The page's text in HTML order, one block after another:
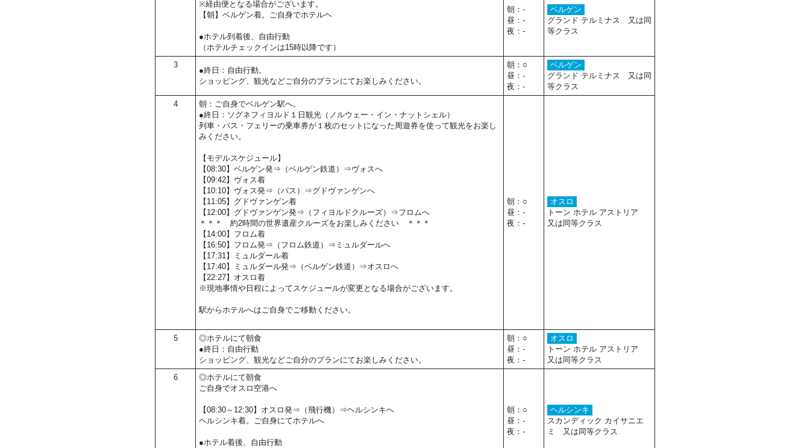
※経由便となる場合がございます。
【朝】ベルゲン着。ご自身でホテルヘ
●ホテル到着後、自由行動
（ホテルチェックインは15時以降です）
朝：-
昼：-
夜：-
ベルゲン
グランド テルミナス 又は同
等クラス
3
●終日：自由行動。
ショッピング、観光などご自分のプランにてお楽しみください。
朝：○
昼：-
夜：-
ベルゲン
グランド テルミナス 又は同
等クラス
4
朝：ご自身でベルゲン駅へ。
●終日：ソグネフィヨルド１日観光（ノルウェー・イン・ナットシェル）
列車・バス・フェリーの乗車券が１枚のセットになった周遊券を使って観光をお楽し
みください。
【モデルスケジュール】
【08:30】ベルゲン発⇒（ベルゲン鉄道）⇒ヴォスへ
【09:42】ヴォス着
【10:10】ヴォス発⇒（バス）⇒グドヴァンゲンへ
【11:05】グドヴァンゲン着
【12:00】グドヴァンゲン発⇒（フィヨルドクルーズ）⇒フロムへ
＊＊＊ 約2時間の世界遺産クルーズをお楽しみください ＊＊＊
【14:00】フロム着
【16:50】フロム発⇒（フロム鉄道）⇒ミュルダールへ
【17:31】ミュルダール着
【17:40】ミュルダール発⇒（ベルゲン鉄道）⇒オスロへ
【22:27】オスロ着
※現地事情や日程によってスケジュールが変更となる場合がございます。
駅からホテルへはご自身でご移動ください。
朝：○
昼：-
夜：-
オスロ
トーン ホテル アストリア
又は同等クラス
5
◎ホテルにて朝食
●終日：自由行動
ショッピング、観光などご自分のプランにてお楽しみください。
朝：○
昼：-
夜：-
オスロ
トーン ホテル アストリア
又は同等クラス
6
◎ホテルにて朝食
ご自身でオスロ空港へ
【08:30～12:30】オスロ発⇒（飛行機）⇒ヘルシンキへ
ヘルシンキ着。ご自身にてホテルへ
●ホテル着後、自由行動
朝：○
昼：-
夜：-
ヘルシンキ
スカンディック カイサニエ
ミ 又は同等クラス